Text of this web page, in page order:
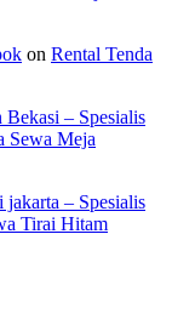
on Rental Tenda
– Spesialis
Sewa Meja
– Spesialis
Tirai Hitam